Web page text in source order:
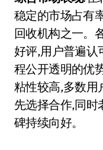
稳定的市场占有
回收机构之一。
好评,用户普遍认
程公开透明的优
粘性较高,多数用
先选择合作,同时
碑持续向好。